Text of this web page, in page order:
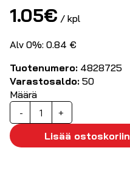
1.05€ / kpl
Alv 0%: 0.84 €
Tuotenumero: 4828725
Varastosaldo: 50
Määrä
-
Päätypuristin,
kork
31.3mm
määrä
+
Lisää ostoskoriin